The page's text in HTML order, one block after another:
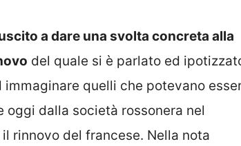
a dare una svolta concreta alla
del quale si è parlato ed
quelli che potevano
oggi dalla società rossonera nel
rinnovo del francese. Nella nota